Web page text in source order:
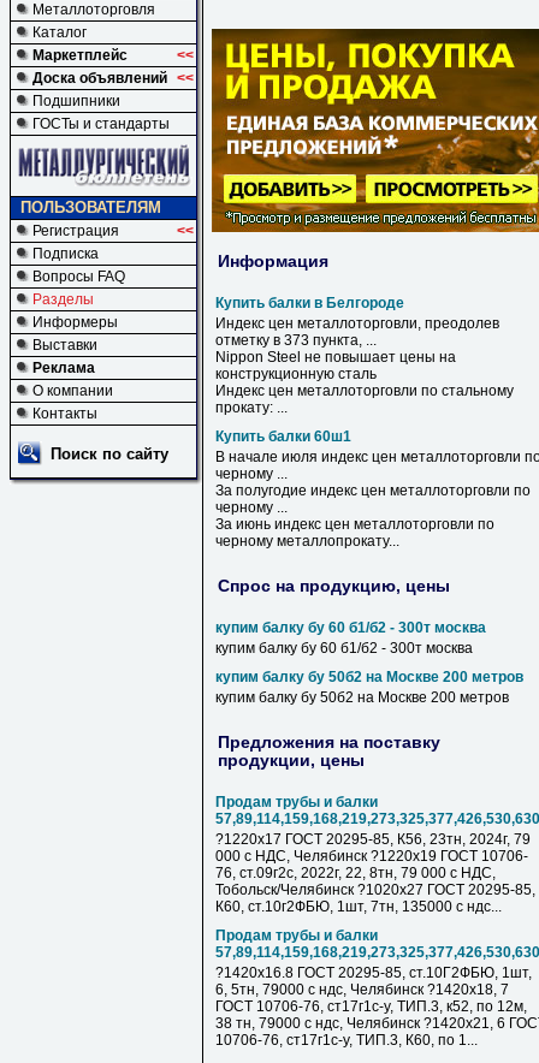
Металлоторговля
Каталог
Маркетплейс
<<
Доска объявлений <<
Подшипники
ГОСТы и стандарты
ПОЛЬЗОВАТЕЛЯМ
Регистрация
<<
Подписка
Вопросы FAQ
Разделы
Информеры
Выставки
Реклама
О компании
Контакты
Поиск по сайту
Информация
Купить балки в Белгороде
Индекс цен металлоторговли, преодолев
отметку в 373 пункта, ...
Nippon Steel не повышает цены на
конструкционную сталь
Индекс цен металлоторговли по стальному
прокату: ...
Купить балки 60ш1
В начале июля индекс цен металлоторговли
черному ...
За полугодие индекс цен металлоторговли по
черному ...
За июнь индекс цен металлоторговли по
черному металлопрокату...
Спрос на продукцию, цены
купим балку бу 60 б1/б2 - 300т москва
купим балку бу 60 б1/б2 - 300т москва
купим балку бу 50б2 на Москве 200 метров
купим балку бу 50б2 на Москве 200 метров
Предложения на поставку
продукции, цены
Продам трубы и балки
?1220х17 ГОСТ 20295-85, К56, 23тн, 2024г, 79
000 с НДC, Челябинск ?1220х19 ГОСТ 10706-
76, ст.09г2с, 2022г, 22, 8тн, 79 000 с НДC,
Тобольск/Челябинск ?1020х27 ГОСТ 20295-85,
К60, ст.10г2ФБЮ, 1шт, 7тн, 135000 с ндс...
Продам трубы и балки
?1420х16.8 ГОСТ 20295-85, ст.10Г2ФБЮ, 1шт,
6, 5тн, 79000 с ндс, Челябинск ?1420х18, 7
ГОСТ 10706-76, ст17г1с-у, ТИП.3, к52, по 12м,
38 тн, 79000 с ндс, Челябинск ?1420х21, 6
10706-76, ст17г1с-у, ТИП.3, К60, по 1...